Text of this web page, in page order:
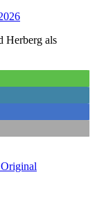
Herberg als